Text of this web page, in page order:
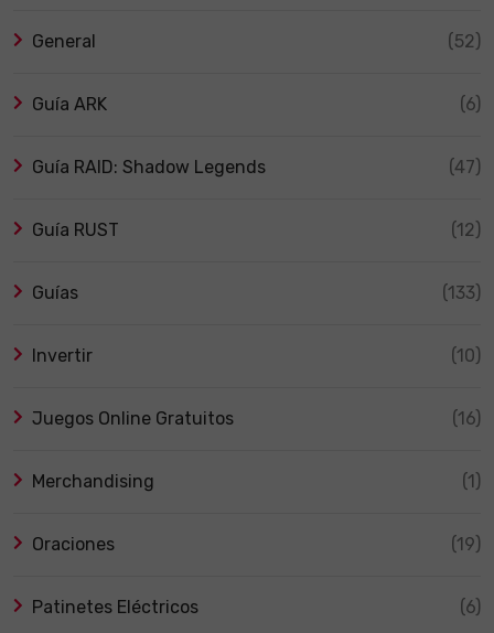
General (52)
Guía ARK (6)
Guía RAID: Shadow Legends (47)
Guía RUST (12)
Guías (133)
Invertir (10)
Juegos Online Gratuitos (16)
Merchandising (1)
Oraciones (19)
Patinetes Eléctricos (6)